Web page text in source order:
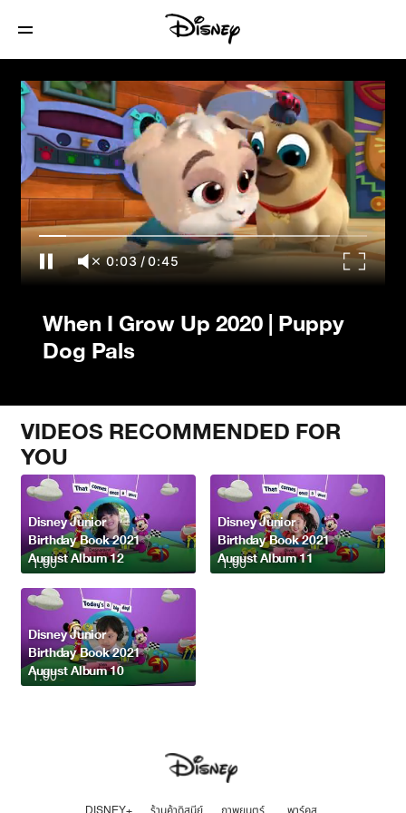
When I Grow Up 2020 | Puppy Dog Pals
0:03 /0:45
When I Grow Up 2020 | Puppy
Dog Pals
VIDEOS RECOMMENDED FOR
YOU
1:00
Disney Junior
Birthday Book 2021
August Album 12
1:00
Disney Junior
Birthday Book 2021
August Album 11
1:00
Disney Junior
Birthday Book 2021
August Album 10